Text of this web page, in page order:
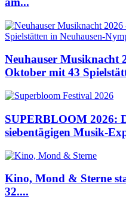
Neuhauser Musiknacht
Oktober mit 43
SUPERBLOOM 2026:
siebentägigen Musik-
Kino, Mond & Sterne
32....